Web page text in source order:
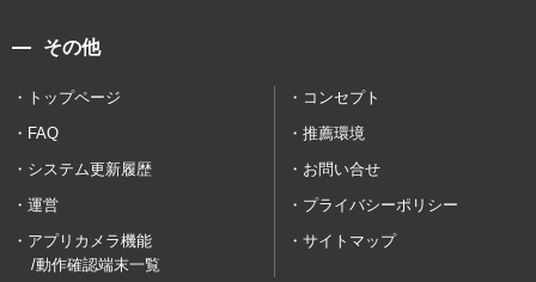
その他
トップページ
コンセプト
FAQ
推薦環境
システム更新履歴
お問い合せ
運営
プライバシーポリシー
アプリカメラ機能
/動作確認端末一覧
サイトマップ